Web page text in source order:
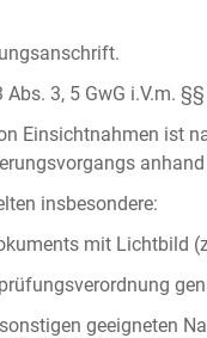
3, 5 GwG i.V.m. §§
Einsichtnahmen ist
insbesondere:
mit Lichtbild
geeigneten